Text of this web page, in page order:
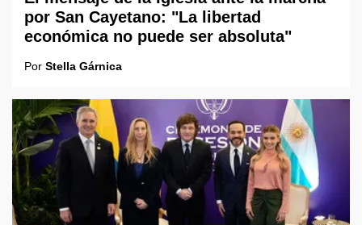
por San Cayetano: "La libertad
económica no puede ser absoluta"
Por Stella Gárnica